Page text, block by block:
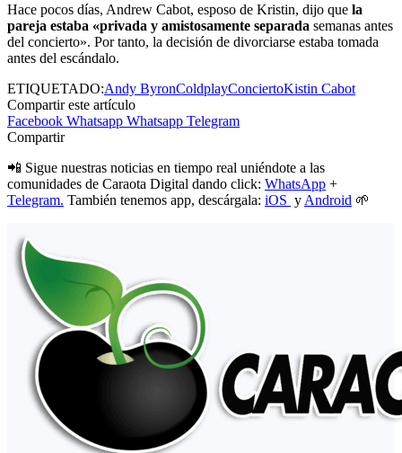
Hace pocos días, Andrew Cabot, esposo de Kristin, dijo que la
pareja estaba «privada y amistosamente separada semanas antes
del concierto». Por tanto, la decisión de divorciarse estaba tomada
antes del escándalo.
ETIQUETADO:Andy ByronColdplayConciertoKistin Cabot
Compartir este artículo
Facebook Whatsapp Whatsapp Telegram
Compartir
📲 Sigue nuestras noticias en tiempo real uniéndote a las
comunidades de Caraota Digital dando click: WhatsApp +
Telegram. También tenemos app, descárgala: iOS y Android 🌱